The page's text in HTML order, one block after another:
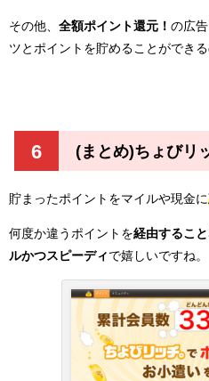
その他、 全額ポイント還元！ の広
ツとポイントを貯めることができ
6 (まとめ)ちょびリ
貯まったポイントをマイルや現金に
何度か違うポイントを経由するこ
ルかつスピーディ で嬉しいですね。